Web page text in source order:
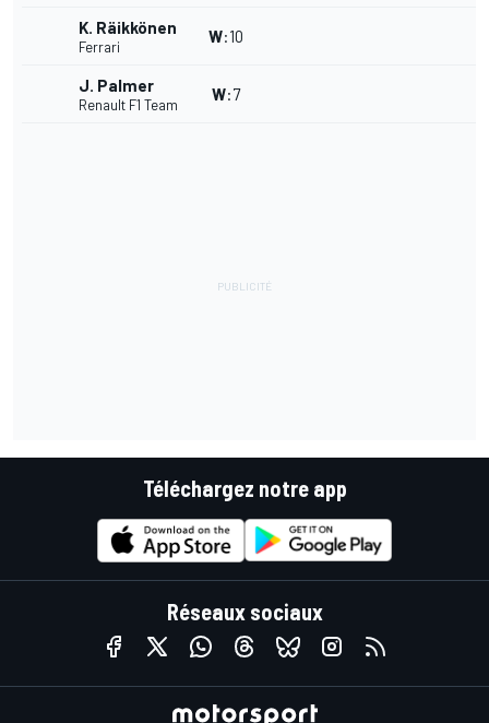
K. Räikkönen
Ferrari
W:10
J. Palmer
Renault F1 Team
W:7
Téléchargez notre app
Réseaux sociaux